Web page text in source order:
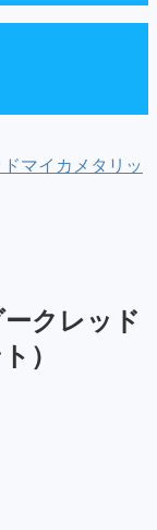
マイカメタリッ
クレッド
）